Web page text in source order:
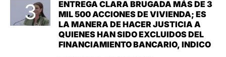
ENTREGA CLARA BRUGADA MÁS DE 3
MIL 500 ACCIONES DE VIVIENDA; ES
LA MANERA DE HACER JUSTICIA A
QUIENES HAN SIDO EXCLUIDOS DEL
FINANCIAMIENTO BANCARIO, INDICO